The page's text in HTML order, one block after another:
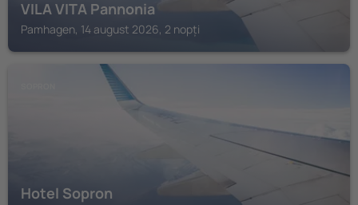
VILA VITA Pannonia
Pamhagen, 14 august 2026, 2 nopți
Hotel Sopron